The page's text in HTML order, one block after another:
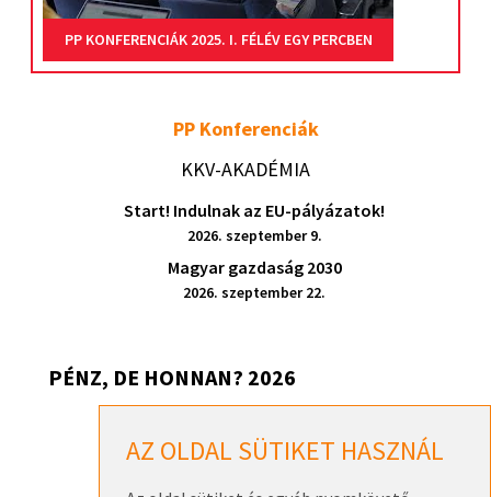
AZ OLDAL SÜTIKET HASZNÁL
PP KONFERENCIÁK 2025. I. FÉLÉV EGY PERCBEN
PP Konferenciák
KKV-AKADÉMIA
Start! Indulnak az EU-pályázatok!
2026. szeptember 9.
Magyar gazdaság 2030
2026. szeptember 22.
PÉNZ, DE HONNAN? 2026
2026. szeptember 17.